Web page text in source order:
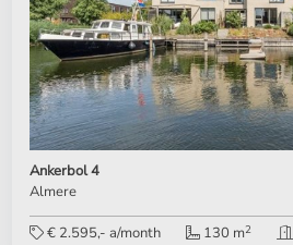
Ankerbol 4
Almere
€ 2.595,- a/month 130 m2